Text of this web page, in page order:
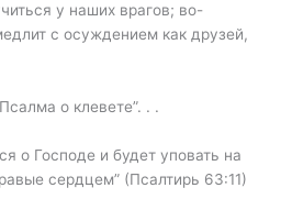
у наших врагов; во-
с осуждением как друзей,
о клевете”. . .
о Господе и будет уповать на
сердцем” (Псалтирь 63:11)